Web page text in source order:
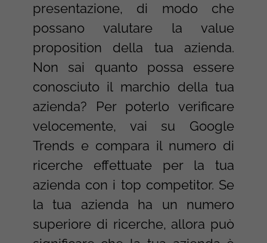
presentazione, di modo che
possano valutare la value
proposition della tua azienda.
Non sai quanto possa essere
conosciuto il marchio della tua
azienda? Per poterlo verificare
velocemente, vai su Google
Trends e compara il numero di
ricerche effettuate per la tua
azienda con i top competitor. Se
la tua azienda ha un numero
superiore di ricerche, allora può